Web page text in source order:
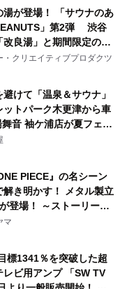
湯が登場！ 「サウナのあ
」第2弾 渋谷
改良湯」と期間限定のコ
ン サウナイキタイコラ
決定！
・クリエイティブプロダクツ
けて「温泉＆サウナ」
ットパーク木更津から車
音 袖ケ浦店が夏フェア
PIECE』の名シーン
解き明かす！ メタル製立
登場！ ～ストーリーと
した 大人の体験型パズ
)12時より先行予約受付
マ
標1341％を突破した超
レビ用アンプ 「SW TV